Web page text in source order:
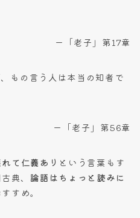
ー「老子」第17章
もの言う人は本当の知者で
ー「老子」第56章
て仁義あり という言葉もす
典、論語はちょっと読みに
すめ。